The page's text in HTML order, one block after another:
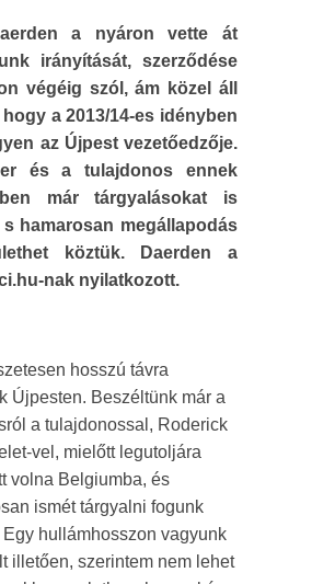
a nyáron vette át
irányítását, szerződése
végéig szól, ám közel áll
a 2013/14-es idényben
az Újpest vezetőedzője.
és a tulajdonos ennek
már tárgyalásokat is
hamarosan megállapodás
köztük. Daerden a
nak nyilatkozott.
hosszú távra
Újpesten. Beszéltünk már a
a tulajdonossal, Roderick
vel, mielőtt legutoljára
volna Belgiumba, és
ismét tárgyalni fogunk
Egy hullámhosszon vagyunk
illetően, szerintem nem lehet